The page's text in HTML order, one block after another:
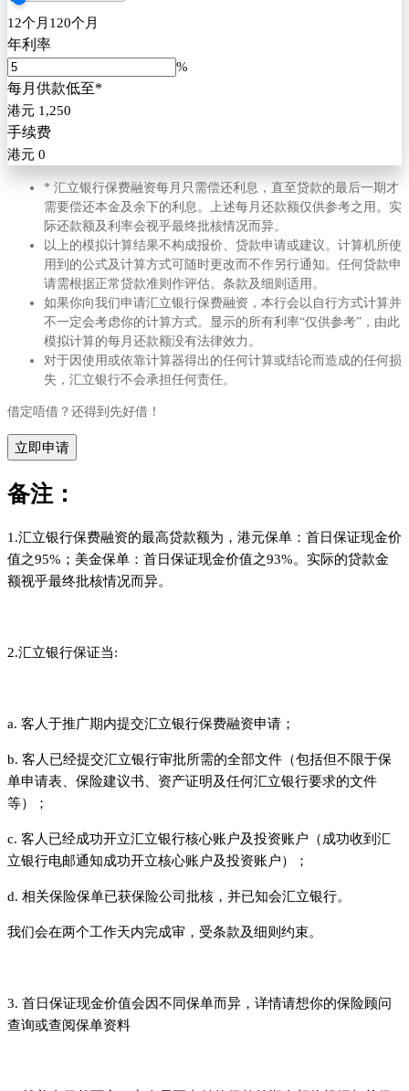
12个月 120个月
年利率
%
每月供款低至*
港元 1,250
手续费
港元 0
* 汇立银行保费融资每月只需偿还利息，直至贷款的最后一期才
需要偿还本金及余下的利息。上述每月还款额仅供参考之用。实
际还款额及利率会视乎最终批核情况而异。​
以上的模拟计算结果不构成报价、贷款申请或建议。计算机所使
用到的公式及计算方式可随时更改而不作另行通知。任何贷款申
请需根据正常贷款准则作评估。条款及细则适用​。
如果你向我们申请汇立银行保费融资，本行会以自行方式计算并
不一定会考虑你的计算方式。显示的所有利率“仅供参考”，由此
模拟计算的每月还款额没有法律效力。​
对于因使用或依靠计算器得出的任何计算或结论而造成的任何损
失，汇立银行不会承担任何责任。​
借定唔借？还得到先好借！
立即申请
备注：
1.汇立银行保费融资的最高贷款额为，港元保单：首日保证现金价
值之95%；美金保单：首日保证现金价值之93%。实际的贷款金
额视乎最终批核情况而异。
2.汇立银行保证当:
a. 客人于推广期内提交汇立银行保费融资申请；
b. 客人已经提交汇立银行审批所需的全部文件（包括但不限于保
单申请表、保险建议书、资产证明及任何汇立银行要求的文件
等）；
c. 客人已经成功开立汇立银行核心账户及投资账户（成功收到汇
立银行电邮通知成功开立核心账户及投资账户）；
d. 相关保险保单已获保险公司批核，并已知会汇立银行。
我们会在两个工作天内完成审，受条款及细则约束。
3. 首日保证现金价值会因不同保单而异，详情请想你的保险顾问
查询或查阅保单资料